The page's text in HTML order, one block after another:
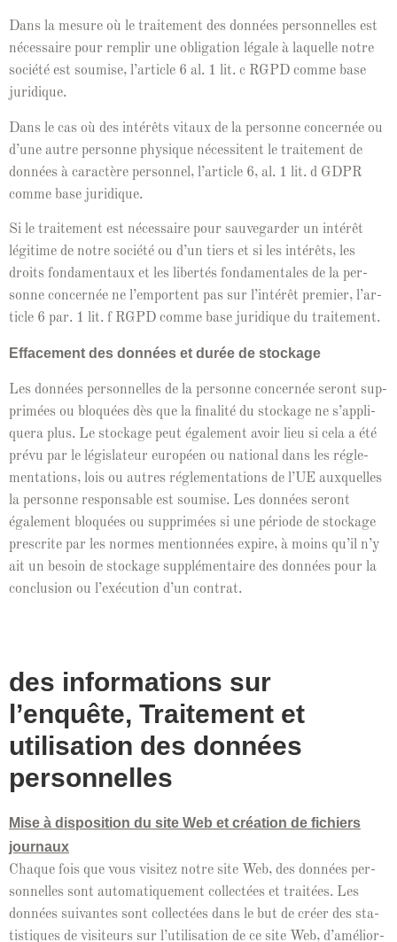
Dans la mesure où le traite­ment des don­nées per­son­nelles est
néces­saire pour rem­plir une oblig­a­tion légale à laque­lle notre
société est soumise, l’ar­ti­cle 6 al. 1 lit. c RGPD comme base
juridique.
Dans le cas où des intérêts vitaux de la per­son­ne con­cernée ou
d’une autre per­son­ne physique néces­si­tent le traite­ment de
don­nées à car­ac­tère per­son­nel, l’ar­ti­cle 6, al. 1 lit. d GDPR
comme base juridique.
Si le traite­ment est néces­saire pour sauve­g­arder un intérêt
légitime de notre société ou d’un tiers et si les intérêts, les
droits fon­da­men­taux et les lib­ertés fon­da­men­tales de la per­
son­ne con­cernée ne l’em­por­tent pas sur l’in­térêt pre­mier, l’ar­
ti­cle 6 par. 1 lit. f RGPD comme base juridique du traitement.
Efface­ment des don­nées et durée de stockage
Les don­nées per­son­nelles de la per­son­ne con­cernée seront sup­
primées ou blo­quées dès que la final­ité du stock­age ne s’ap­pli­
quera plus. Le stock­age peut égale­ment avoir lieu si cela a été
prévu par le lég­is­la­teur européen ou nation­al dans les régle­
men­ta­tions, lois ou autres régle­men­ta­tions de l’UE aux­quelles
la per­son­ne respon­s­able est soumise. Les don­nées seront
égale­ment blo­quées ou sup­primées si une péri­ode de stock­age
pre­scrite par les normes men­tion­nées expire, à moins qu’il n’y
ait un besoin de stock­age sup­plé­men­taire des don­nées pour la
con­clu­sion ou l’exé­cu­tion d’un contrat.
des informations sur
l’enquête, Traitement et
utilisation des données
personnelles
Mise à dis­po­si­tion du site Web et créa­tion de fichiers
jour­naux
Chaque fois que vous vis­itez notre site Web, des don­nées per­
son­nelles sont automa­tique­ment col­lec­tées et traitées. Les
don­nées suiv­antes sont col­lec­tées dans le but de créer des sta­
tis­tiques de vis­i­teurs sur l’u­til­i­sa­tion de ce site Web, d’amélior­